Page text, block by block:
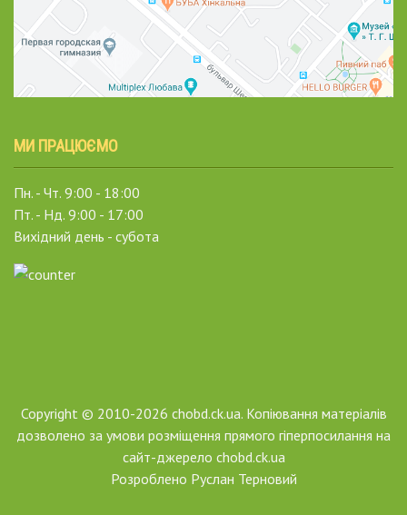
МИ ПРАЦЮЄМО
Пн. - Чт. 9:00 - 18:00
Пт. - Нд. 9:00 - 17:00
Вихідний день - субота
Copyright © 2010-2026 chobd.ck.ua. Копіювання матеріалів
дозволено за умови розміщення прямого гіперпосилання на
сайт-джерело chobd.ck.ua
Розроблено Руслан Терновий